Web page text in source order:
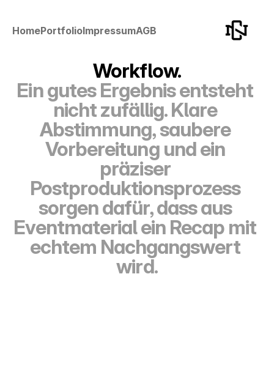
HomePortfolioImpressumAGB
Workflow.
Ein gutes Ergebnis entsteht
nicht zufällig. Klare
Abstimmung, saubere
Vorbereitung und ein
präziser
Postproduktionsprozess
sorgen dafür, dass aus
Eventmaterial ein Recap mit
echtem Nachgangswert
wird.